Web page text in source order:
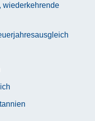
wiederkehrende